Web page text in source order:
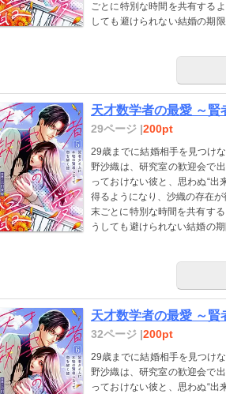
ごとに特別な時間を共有する
しても避けられない結婚の期
天才数学者の最愛 ～
29ページ |200pt
29歳までに結婚相手を見つけ
野沙織は、研究室の歓迎会で
っておけない彼と、思わぬ“出
得るようになり、沙織の存在
末ごとに特別な時間を共有す
うしても避けられない結婚の
天才数学者の最愛 ～
32ページ |200pt
29歳までに結婚相手を見つけ
野沙織は、研究室の歓迎会で
っておけない彼と、思わぬ“出